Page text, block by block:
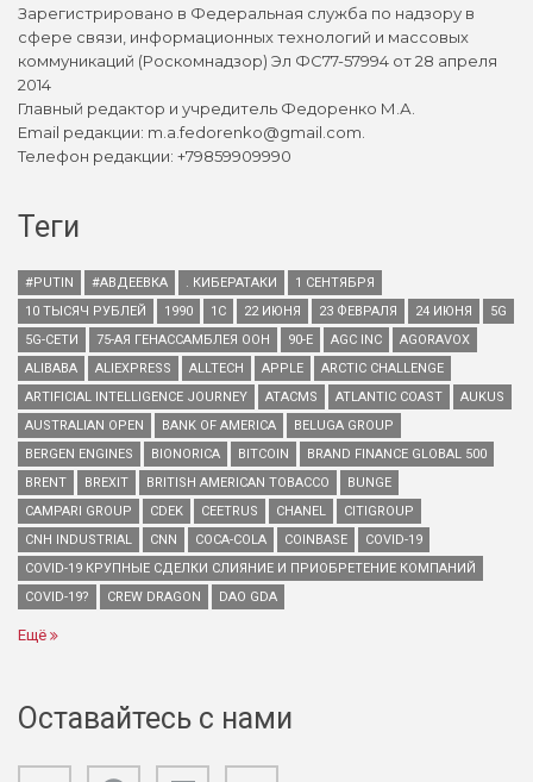
Зарегистрировано в Федеральная служба по надзору в
сфере связи, информационных технологий и массовых
коммуникаций (Роскомнадзор) Эл ФС77-57994 от 28 апреля
2014
Главный редактор и учредитель Федоренко М.А.
Email редакции: m.a.fedorenko@gmail.com.
Телефон редакции: +79859909990
Теги
#PUTIN #АВДЕЕВКА . КИБЕРАТАКИ
1 СЕНТЯБРЯ
10 ТЫСЯЧ РУБЛЕЙ
1990 1С 22 ИЮНЯ 23 ФЕВРАЛЯ 24 ИЮНЯ
5G
5G-СЕТИ
75-АЯ ГЕНАССАМБЛЕЯ ООН 90-Е AGC INC
AGORAVOX
ALIBABA
ALIEXPRESS ALLTECH APPLE
ARCTIC CHALLENGE
ARTIFICIAL INTELLIGENCE JOURNEY
ATACMS ATLANTIC COAST
AUKUS
AUSTRALIAN OPEN
BANK OF AMERICA
BELUGA GROUP
BERGEN ENGINES
BIONORICA BITCOIN
BRAND FINANCE GLOBAL 500
BRENT
BREXIT BRITISH AMERICAN TOBACCO
BUNGE
CAMPARI GROUP
CDEK CEETRUS CHANEL
CITIGROUP
CNH INDUSTRIAL
CNN COCA-COLA COINBASE
COVID-19
COVID-19 КРУПНЫЕ СДЕЛКИ СЛИЯНИЕ И ПРИОБРЕТЕНИЕ КОМПАНИЙ
COVID-19?
CREW DRAGON DAO GDA
Ещё
Оставайтесь с нами